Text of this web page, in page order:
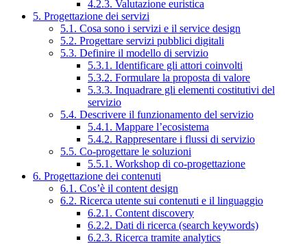
4.2.3. Valutazione euristica
5. Progettazione dei servizi
5.1. Cosa sono i servizi e il service design
5.2. Progettare servizi pubblici digitali
5.3. Definire il modello di servizio
5.3.1. Identificare gli attori coinvolti
5.3.2. Formulare la proposta di valore
5.3.3. Inquadrare gli elementi costitutivi del
servizio
5.4. Descrivere il funzionamento del servizio
5.4.1. Mappare l’ecosistema
5.4.2. Rappresentare i flussi di servizio
5.5. Co-progettare le soluzioni
5.5.1. Workshop di co-progettazione
6. Progettazione dei contenuti
6.1. Cos’è il content design
6.2. Ricerca utente sui contenuti e il linguaggio
6.2.1. Content discovery
6.2.2. Dati di ricerca (search keywords)
6.2.3. Ricerca tramite analytics